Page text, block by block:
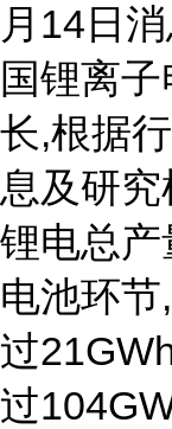
月14日
国锂离
长,根据
息及研
锂电总产
电池环
过
过